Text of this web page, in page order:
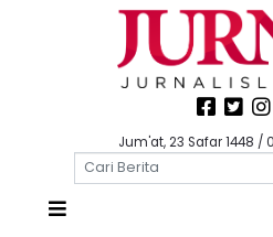
Jum'at, 23 Safar 1448 /